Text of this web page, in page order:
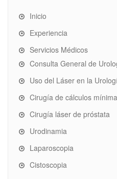
Inicio
Experiencia
Servicios Médicos
Consulta General de
Uso del Láser en la
Cirugía de cálculos
Cirugía láser de próstata
Urodinamia
Laparoscopia
Cistoscopia